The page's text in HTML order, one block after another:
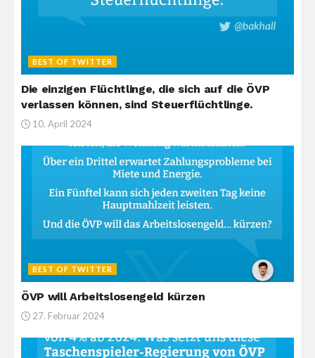
BEST OF TWITTER
Die einzigen Flüchtlinge, die sich auf die ÖVP
verlassen können, sind Steuerflüchtlinge.
10. April 2024
BEST OF TWITTER
ÖVP will Arbeitslosengeld kürzen
27. Februar 2024